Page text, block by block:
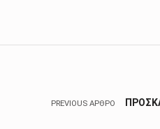
Πλοήγηση άρθρων
PREVIOUS ΆΡΘΡΟ